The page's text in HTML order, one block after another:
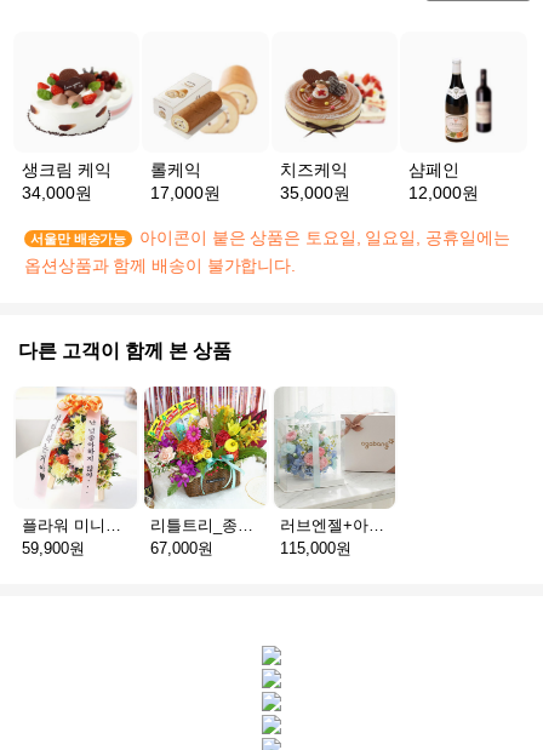
생크림 케익
34,000원
롤케익
17,000원
치즈케익
35,000원
샴페인
12,000원
서울만 배송가능
아이콘이 붙은 상품은 토요일, 일요일, 공휴일에는
옵션상품과 함께 배송이 불가합니다.
다른 고객이 함께 본 상품
59,900원
67,000원
러브엔젤+아가방딸랑이(서울)
115,000원